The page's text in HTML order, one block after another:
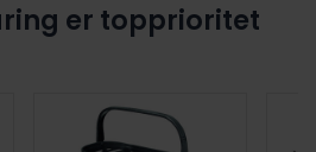
er topprioritet